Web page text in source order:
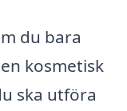
du bara
kosmetisk
ska utföra